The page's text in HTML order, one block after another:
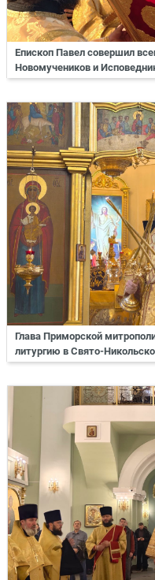
Епископ Павел совершил
Новомучеников и
Глава Приморской
литургию в Свято-